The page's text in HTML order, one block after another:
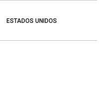
ESTADOS UNIDOS